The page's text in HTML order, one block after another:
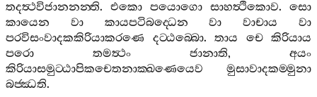
තදත්‍ථවිජානනන‍්ති. එකො පයොගො සාහත්‍ථිකොව. සො
කායෙන
වා කායපටිබද‍්ධෙන වා වාචාය
වා
පරවිසංවාදකකිරියාකරණෙ
දට‍්ඨබ‍්බො. තාය චෙ
කිරියාය
පරො
තමත්‍ථං ජානාති, අයං
කිරියාසමුට‍්ඨාපිකචෙතනාක‍්ඛණෙයෙව
මුසාවාදකම‍්මුනා
බජ‍්ඣති.